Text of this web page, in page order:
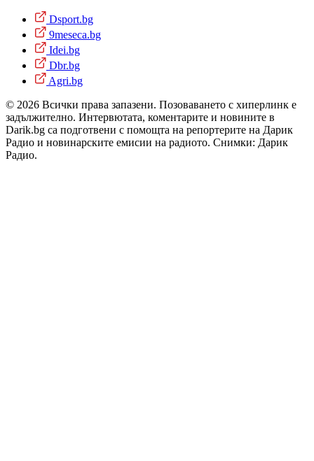
Dsport.bg
9meseca.bg
Idei.bg
Dbr.bg
Agri.bg
© 2026 Всички права запазени. Позоваването с хиперлинк е
задължително. Интервютата, коментарите и новините в
Darik.bg са подготвени с помощта на репортерите на Дарик
Радио и новинарските емисии на радиото. Снимки: Дарик
Радио.